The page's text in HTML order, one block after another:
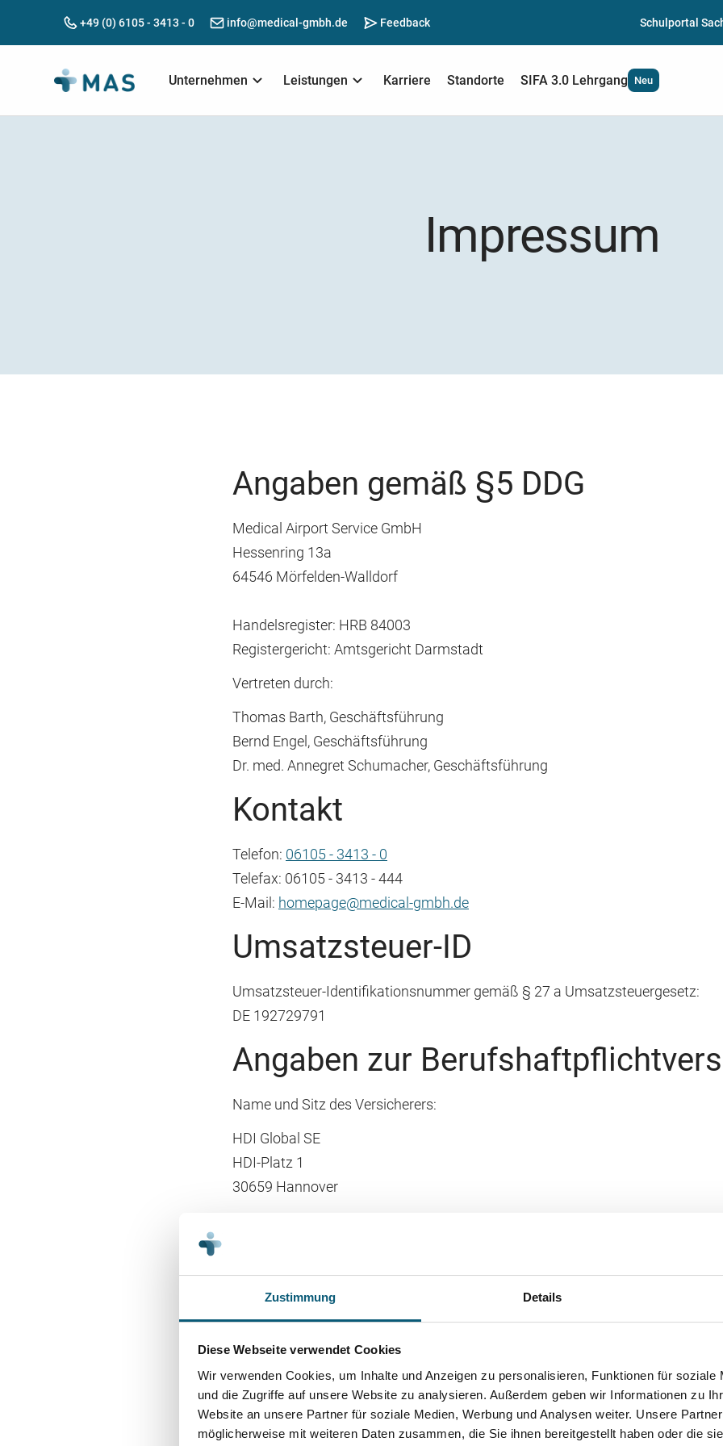
Zustimmung Details
Diese Webseite verwendet Cookies
Wir verwenden Cookies, um Inhalte und Anzeigen zu personalisieren, Funktionen für soziale
und die Zugriffe auf unsere Website zu analysieren. Außerdem geben wir Informationen zu
Website an unsere Partner für soziale Medien, Werbung und Analysen weiter. Unsere
möglicherweise mit weiteren Daten zusammen, die Sie ihnen bereitgestellt haben oder die
+49 (0) 6105 - 3413 - 0 info@medical-gmbh.de Feedback Schulportal
Unternehmen Leistungen Karriere Standorte SIFA 3.0 Lehrgang Neu
Impressum
Angaben gemäß §5 DDG
Medical Airport Service GmbH
Hessenring 13a
64546 Mörfelden-Walldorf
Handelsregister: HRB 84003
Registergericht: Amtsgericht Darmstadt
Vertreten durch:
Thomas Barth, Geschäftsführung
Bernd Engel, Geschäftsführung
Dr. med. Annegret Schumacher, Geschäftsführung
Kontakt
Telefon: 06105 - 3413 - 0
Telefax: 06105 - 3413 - 444
E-Mail: homepage@medical-gmbh.de
Umsatzsteuer-ID
Umsatzsteuer-Identifikationsnummer gemäß § 27 a Umsatzsteuergesetz:
DE 192729791
Angaben zur
Name und Sitz des Versicherers:
HDI Global SE
HDI-Platz 1
30659 Hannover
Verbraucherstreitbeilegung/
Universalschlichtungsstelle
Wir sind nicht bereit oder verpflichtet, an Streitbeilegungsverfahren vor einer
Verbraucherschlichtungsstelle teilzunehmen.